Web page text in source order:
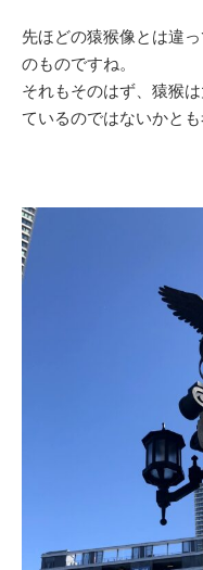
先ほどの猿猴像とは違
のものですね。
それもそのはず、猿猴
ているのではないかと